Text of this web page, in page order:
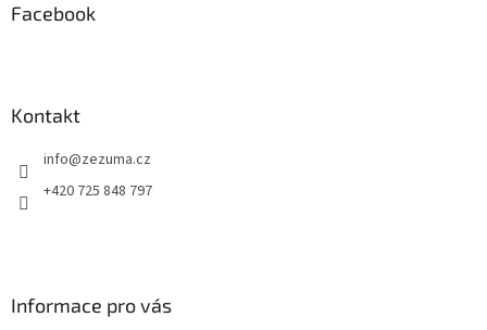
Facebook
Kontakt
info@zezuma.cz
+420 725 848 797
Informace pro vás